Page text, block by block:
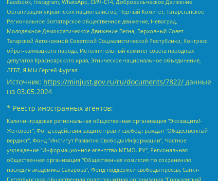
Facebook, Instagram, WhatsApp, СИЧ-С14, Добровольческое Движение
Организации украинских националистов, Черный Комитет, Татарстанское
Региональное Всетатарское общественное движение, Невоград,
Молодежное Демократическое Движение Весна, Верховный Совет
Татарской Автономной Советской Социалистической Республики, Конгресс
ойрат-калмыцкого народа, Исполнительный комитет совета народных
депутатов Красноярского края, Этническое национальное объединение,
ЛГБТ, Я.МЫ Сергей Фургал
Источник: https://minjust.gov.ru/ru/documents/7822/ данные
на 03.05.2024
* Реестр иностранных агентов:
Калининградская региональная общественная организация "Экозащита!-Женсовет", Фонд содействия защите прав и свобод граждан "Общественный вердикт", Фонд "Институт Развития Свободы Информации", Частное учреждение "Информационное агентство МЕМО. РУ", Региональная общественная организация "Общественная комиссия по сохранению наследия академика Сахарова", Фонд поддержки свободы прессы, Санкт-Петербургская общественная правозащитная организация "Гражданский контроль", Межрегиональная общественная организация "Информационно-просветительский центр "Мемориал", Региональный Фонд "Центр Защиты Прав Средств Массовой Информации", с 05.12.2023 Фонд "Центр Защиты Прав Средств массовой информации", Региональная общественная благотворительная организация помощи беженцам и мигрантам "Гражданское содействие", Негосударственное образовательное учреждение дополнительного профессионального образования (повышение квалификации) специалистов "АКАДЕМИЯ ПО ПРАВАМ ЧЕЛОВЕКА", Свердловская региональная общественная организация "Сутяжник", Автономная некоммерческая организация "Центр независимых социологических исследований", Союз общественных объединений "Российский исследовательский центр по правам человека", Региональное общественное учреждение научно-информационный центр "МЕМОРИАЛ", Некоммерческая организация "Фонд защиты гласности", Автономная некоммерческая организация "Институт прав человека", Городская общественная организация "Екатеринбургское общество "МЕМОРИАЛ", Городская общественная организация "Рязанское историко-просветительское и правозащитное общество "Мемориал" (Рязанский Мемориал), Челябинский региональный орган общественной самодеятельности – женское общественное объединение "Женщины Евразии", Челябинский региональный орган общественной самодеятельности "Уральская правозащитная группа", Фонд содействия защите здоровья и социальной справедливости имени Андрея Рылькова, Автономная Некоммерческая Организация "Аналитический Центр Юрия Левады", Автономная некоммерческая организация социальной поддержки населения "Проект Апрель", Региональная общественная организация помощи женщинам и детям, находящимся в кризисной ситуации "Информационно-методический центр "Анна", Фонд содействия развитию массовых коммуникаций и правовому просвещению "Так-так-Так", Фонд содействия устойчивому развитию "Серебряная тайга", Свердловский региональный общественный фонд социальных проектов "Новое время", "Idel.Реалии", Кавказ.Реалии, Крым.Реалии, Телеканал Настоящее Время, Татаро-башкирская служба Радио Свобода (Azatliq Radiosi), Радио Свободная Европа/Радио Свобода (PCE/PC), "Сибирь.Реалии", "Фактограф", Благотворительный фонд помощи осужденным и их семьям, Автономная некоммерческая организация "Институт глобализации и социальных движений", Фонд "В защиту прав заключенных", Частное учреждение "Центр поддержки и содействия развитию средств массовой информации", Пензенский региональный общественный благотворительный фонд "Гражданский союз", "Север.Реалии", Некоммерческая организация Фонд "Правовая инициатива", Общество с ограниченной ответственностью "Радио Свободная Европа/Радио Свобода", Чешское информационное агентство "MEDIUM-ORIENT", Красноярская региональная общественная организация "Мы против СПИДа", Камалягин Денис Николаевич, Маркелов Сергей Евгеньевич, Пономарев Лев Александрович, Савицкая Людмила Алексеевна, Автономная некоммерческая организация "Центр по работе с проблемой насилия "НАСИЛИЮ.НЕТ", Межрегиональный профессиональный союз работников здравоохранения "Альянс врачей", Юридическое лицо, зарегистрированное в Латвийской Республике, SIA "Medusa Project" (регистрационный номер 40103797863, дата регистрации 10.06.2014), Некоммерческая организация "Фонд по борьбе с коррупцией", Автономная некоммерческая организация "Институт права и публичной политики", Баданин Роман Сергеевич, Гликин Максим Александрович, Железнова Мария Михайловна, Лукьянова Юлия Сергеевна, Маетная Елизавета Витальевна, Маняхин Петр Борисович, Чуракова Ольга Владимировна, Ярош Юлия Петровна, Юридическое лицо "The Insider SIA", зарегистрированное в Риге, Латвийская Республика (дата регистрации 26.06.2015), являющееся администратором доменного имени интернет-издания "The Insider SIA", https://theins.ru, Постернак Алексей Евгеньевич, Рубин Михаил Аркадьевич, Анин Роман Александрович, Юридическое лицо Istories fonds, зарегистрированное в Латвийской Республике (регистрационный номер 50008295751, дата регистрации 24.02.2020), Великовский Дмитрий Александрович, Долинина Ирина Николаевна, Мароховская Алеся Алексеевна, Шлейнов Роман Юрьевич, Шмагун Олеся Валентиновна, Общество с ограниченной ответственностью "Альтаир 2021", Общество с ограниченной ответственностью "Вега 2021", Общество с ограниченной ответственностью "Главный редактор 2021", Общество с ограниченной ответственностью "Ромашки монолит", Важенков Артем Валерьевич, Ивановская областная общественная организация "Центр гендерных исследований", Гурман Юрий Альбертович, Медиапроект "ОВД-Инфо", Егоров Владимир Владимирович, Жилинский Владимир Александрович, Общество с ограниченной ответственностью "ЗП", Иванова София Юрьевна, Карезина Инна Павловна, Кильтау Екатерина Викторовна, Петров Алексей Викторович, Пискунов Сергей Евгеньевич, Смирнов Сергей Сергеевич, Тихонов Михаил Сергеевич, Общество с ограниченной ответственностью "ЖУРНАЛИСТ-ИНОСТРАННЫЙ АГЕНТ", Арапова Галина Юрьевна, Вольтская Татьяна Анатольевна, Американская компания "Mason G.E.S. Anonymous Foundation" (США), являющаяся владельцем интернет-издания https://mnews.world/, Компания "Stichting Bellingcat", зарегистрированная в Нидерландах (дата регистрации 11.07.2018), Захаров Андрей Вячеславович, Клепиковская Екатерина Дмитриевна, Общество с ограниченной ответственностью "МЕМО", Перл Роман Александрович, Симонов Евгений Алексеевич, Соловьева Елена Анатольевна, Сотников Даниил Владимирович, Сурначева Елизавета Дмитриевна, Автономная некоммерческая организация по защите прав человека и информированию населения "Якутия – Наше Мнение", Общество с ограниченной ответственностью "Москоу диджитал медиа", с 26.01.2023 Общество с ограниченной ответственностью "Чайка Белые сады", Ветошкина Валерия Валерьевна, Заговора Максим Александрович, Межрегиональное общественное движение "Российская ЛГБТ - сеть", Оленичев Максим Владимирович, Павлов Иван Юрьевич, Скворцова Елена Сергеевна, Общество с ограниченной ответственностью "Как бы инагент", Кочетков Игорь Викторович, Общество с ограниченной ответственностью "Честные выборы", Еланчик Олег Александрович, Общество с ограниченной ответственностью "Нобелевский призыв", Гималова Регина Эмилевна, Григорьев Андрей Валерьевич, Григорьева Алина Александровна, Ассоциация по содействию защите прав призывников, альтернативнослужащих и военнослужащих "Правозащитная группа "Гражданин.Армия.Право", Хисамова Регина Фаритовна, Автономная некоммерческая организация по реализации социально-правовых программ "Лилит", Дальневосточное общественное движение "Маяк", Санкт-Петербургская ЛГБТ-инициативная группа "Выход", Инициативная группа ЛГБТ+ "Реверс", Алексеев Андрей Викторович, Бекбулатова Таисия Львовна, Беляев Иван Михайлович, Владыкина Елена Сергеевна, Гельман Марат Александрович, Никульшина Вероника Юрьевна, Толоконникова Надежда Андреевна, Шендерович Виктор Анатольевич, Общество с ограниченной ответственностью "Данное сообщение", Общество с ограниченной ответственностью Издательский дом "Новая глава", Айнбиндер Александра Александровна, Московский комьюнити-центр для ЛГБТ+инициатив, Благотворительный фонд развития филантропии, Deutsche Welle (Германия, Kurt-Schumacher-Strasse 3, 53113 Bonn), Борзунова Мария Михайловна, Воробьев Виктор Викторович, Голубева Анна Львовна, Константинова Алла Михайловна, Малкова Ирина Владимировна, Мурадов Мурад Абдулгалимович, Осетинская Елизавета Николаевна, Понасенков Евгений Николаевич, Ганапольский Матвей Юрьевич, Киселев Евгений Алексеевич, Борухович Ирина Григорьевна, Дремин Иван Тимофеевич, Дубровский Дмитрий Викторович, Красноярская региональная общественная организация поддержки и развития альтернативных образовательных технологий и межкультурных коммуникаций "ИНТЕРРА", Маяковская Екатерина Алексеевна, Фейгин Марк Захарович, Филимонов Андрей Викторович, Дзугкоева Регина Николаевна, Доброхотов Роман Александрович, Дудь Юрий Александрович, Елкин Сергей Владимирович, Кругликов Кирилл Игоревич, Сабунаева Мария Леонидовна, Семенов Алексей Владимирович, Шаинян Карен Багратович, Шульман Екатерина Михайловна, Асафьев Артур Валерьевич, Вахштайн Виктор Семенович, Венедиктов Алексей Алексеевич, Лушникова Екатерина Евгеньевна, Волков Леонид Михайлович, Невзоров Александр Глебович, Пархоменко Сергей Борисович, Сироткин Ярослав Николаевич, Кара-Мурза Владимир Владимирович, Баранова Наталья Владимировна, Гозман Леонид Яковлевич, Кагарлицкий Борис Юльевич, Климарев Михаил Валерьевич, Милов Владимир Станиславович, Автономная некоммерческая организация Краснодарский центр современного искусства "Типография", Моргенштерн Алишер Тагирович, Соболь Любовь Эдуардовна, Общество с ограниченной ответственностью "ЛИЗА НОРМ", Каспаров Гарри Кимович, Ходорковский Михаил Борисович, Общество с ограниченной ответственностью "Апрельские тезисы", Данилович Ирина Брониславовна, Кашин Олег Владимирович, Петров Николай Владимирович, Пивоваров Алексей Владимирович, Соколов Михаил Владимирович, Цветкова Юлия Владимировна, Чичваркин Евгений Александрович, Комитет против пыток/Команда против пыток, Общество с ограниченной ответственностью "Первый научный", Общество с ограниченной ответственностью "Вертолет и ко", Белоцерковская Вероника Борисовна, Кац Максим Евгеньевич, Лазарева Татьяна Юрьевна, Шаведдинов Руслан Табризович, Яшин Илья Валерьевич, Общество с ограниченной ответственностью "Иноагент ААВ", Алешковский Дмитрий Петрович, Альбац Евгения Марковна, Быков Дмитрий Львович, Галямина Юлия Евгеньевна, Лойко Сергей Леонидович, Мартынов Кирилл Константинович, Медведев Сергей Александрович, Крашенинников Федор Геннадиевич, Гордеева Катерина Вл